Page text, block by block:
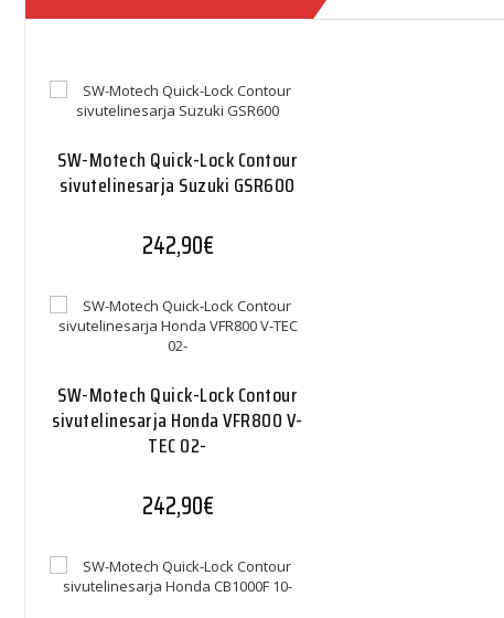
SW-Motech Quick-Lock Contour
sivutelinesarja Suzuki GSR600
242,90€
SW-Motech Quick-Lock Contour
sivutelinesarja Honda VFR800 V-
TEC 02-
242,90€